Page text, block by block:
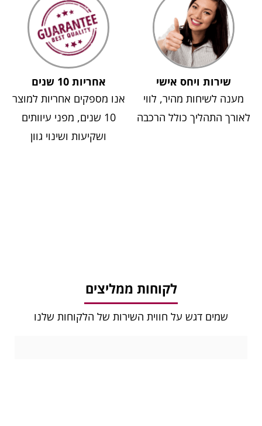
שירות ויחס אישי
מענה לשיחות מהיר, לווי
לאורך התהליך כולל הרכבה
אחריות 10 שנים
אנו מספקים אחריות למוצר
10 שנים, מפני עיוותים
ושקיעות ושינוי גוון
לקוחות ממליצים
שמים דגש על חווית השירות של הלקוחות שלנו